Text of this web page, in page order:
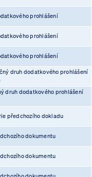
prohlášení
prohlášení
prohlášení
druh dodatkového prohlášení
druh dodatkového prohlášení
předchozího dokladu
dokumentu
dokumentu